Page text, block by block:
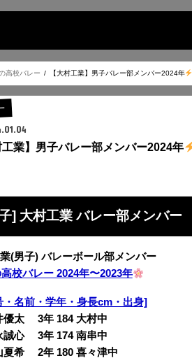
高校バレー 【大村工業】男子バレー部メンバー2024年
工業】男子バレー部メンバー2024年
] 大村工業 バレー部メンバー
(男子) バレーボール部メンバー
校バレー 2024年〜2023年
・名前・学年・身長cm・出身]
優太 3年 184 大村中
誠心 3年 174 南串中
夏希 2年 180 喜々津中